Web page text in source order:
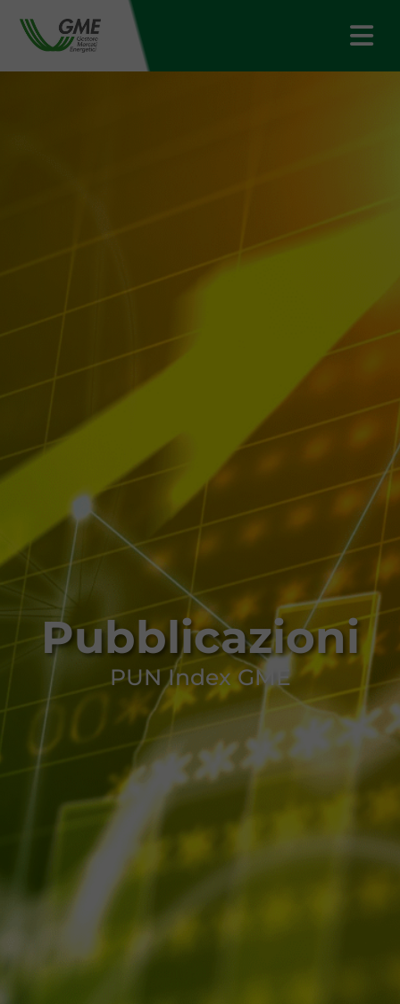
Pubblicazioni
PUN Index GME